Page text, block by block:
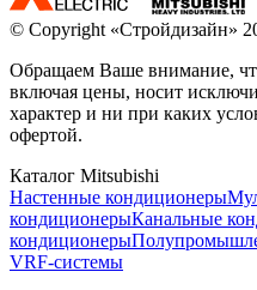
© Copyright «Стройдизайн»
Обращаем Ваше внимание,
включая цены, носит
характер и ни при каких
офертой.
Каталог Mitsubishi
Настенные кондиционеры
кондиционерыКанальные
кондиционеры
VRF-системы